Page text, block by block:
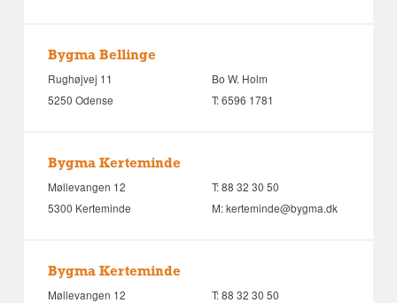
Bygma Bellinge
Rughøjvej 11
5250 Odense
Bo W. Holm
T:6596 1781
Bygma Kerteminde
Møllevangen 12
5300 Kerteminde
T:88 32 30 50
M:kerteminde@bygma.dk
Bygma Kerteminde
Møllevangen 12
T:88 32 30 50